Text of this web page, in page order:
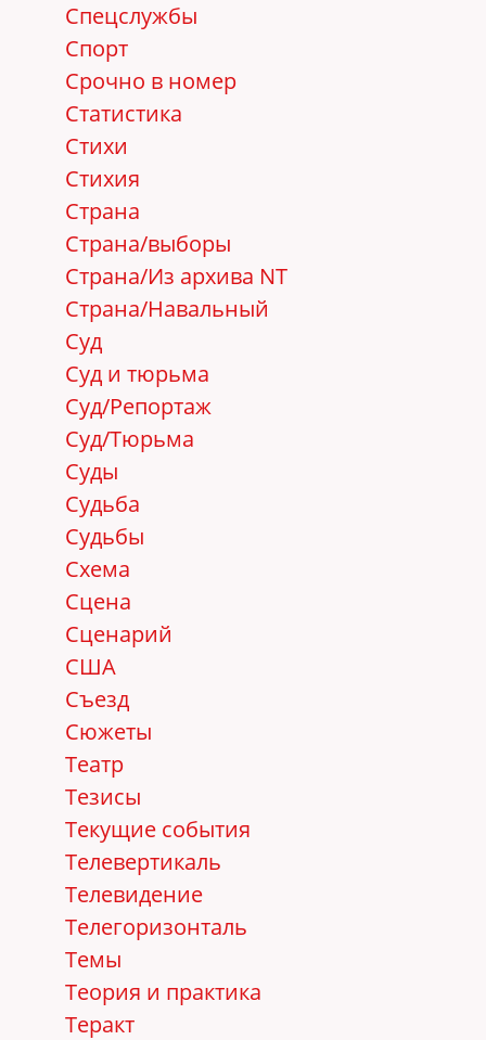
Спецслужбы
Спорт
Срочно в номер
Статистика
Стихи
Стихия
Страна
Страна/выборы
Страна/Из архива NT
Страна/Навальный
Суд
Суд и тюрьма
Суд/Репортаж
Суд/Тюрьма
Суды
Судьба
Судьбы
Схема
Сцена
Сценарий
США
Съезд
Сюжеты
Театр
Тезисы
Текущие события
Телевертикаль
Телевидение
Телегоризонталь
Темы
Теория и практика
Теракт